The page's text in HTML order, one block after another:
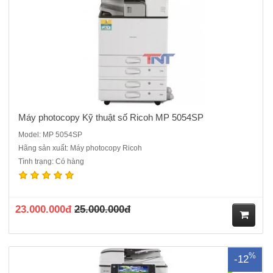
Máy photocopy Kỹ thuật số Ricoh MP 5054SP
Model: MP 5054SP
Hãng sản xuất: Máy photocopy Ricoh
Tình trạng: Có hàng
23.000.000đ 25.000.000đ
ua
-12%
Máy photocopy Ricoh Aficio MP 6054 Dòng máy cũ nhập khẩu sản
xuất năm 2017/2018 thích hợp cho các công ty xây dựng, cửa hàng